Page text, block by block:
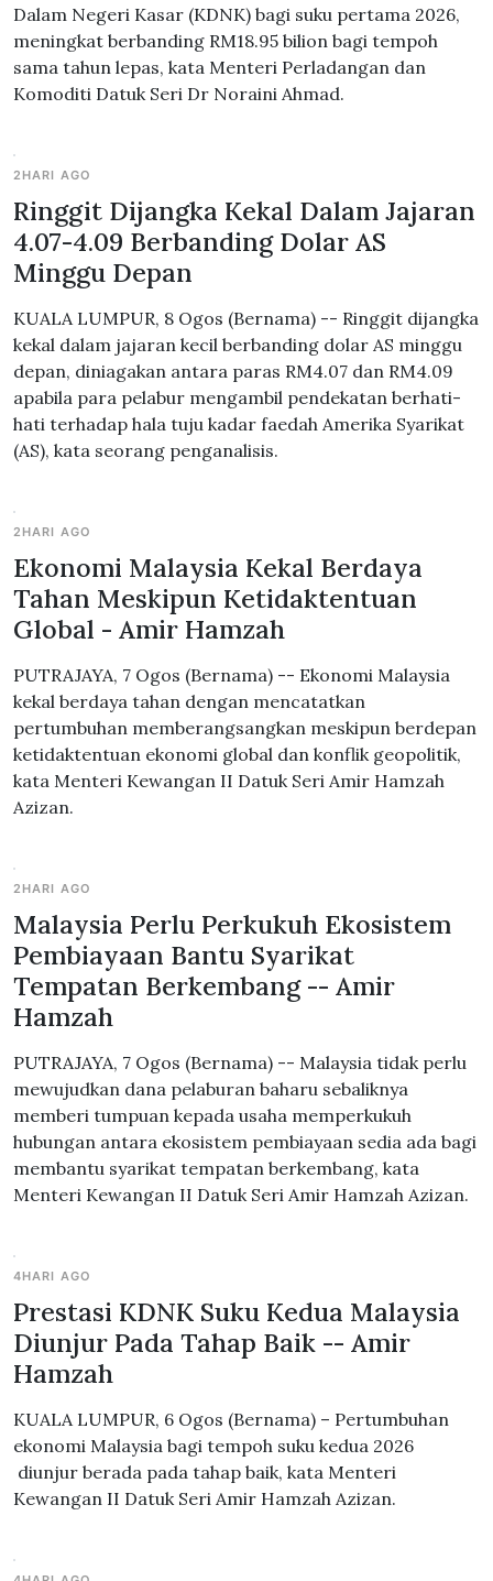
Dalam Negeri Kasar (KDNK) bagi suku pertama 2026,
meningkat berbanding RM18.95 bilion bagi tempoh
sama tahun lepas, kata Menteri Perladangan dan
Komoditi Datuk Seri Dr Noraini Ahmad.
2HARI AGO
Ringgit Dijangka Kekal Dalam Jajaran
4.07-4.09 Berbanding Dolar AS
Minggu Depan
KUALA LUMPUR, 8 Ogos (Bernama) -- Ringgit dijangka
kekal dalam jajaran kecil berbanding dolar AS minggu
depan, diniagakan antara paras RM4.07 dan RM4.09
apabila para pelabur mengambil pendekatan berhati-
hati terhadap hala tuju kadar faedah Amerika Syarikat
(AS), kata seorang penganalisis.
2HARI AGO
Ekonomi Malaysia Kekal Berdaya
Tahan Meskipun Ketidaktentuan
Global - Amir Hamzah
PUTRAJAYA, 7 Ogos (Bernama) -- Ekonomi Malaysia
kekal berdaya tahan dengan mencatatkan
pertumbuhan memberangsangkan meskipun berdepan
ketidaktentuan ekonomi global dan konflik geopolitik,
kata Menteri Kewangan II Datuk Seri Amir Hamzah
Azizan.
2HARI AGO
Malaysia Perlu Perkukuh Ekosistem
Pembiayaan Bantu Syarikat
Tempatan Berkembang -- Amir
Hamzah
PUTRAJAYA, 7 Ogos (Bernama) -- Malaysia tidak perlu
mewujudkan dana pelaburan baharu sebaliknya
memberi tumpuan kepada usaha memperkukuh
hubungan antara ekosistem pembiayaan sedia ada bagi
membantu syarikat tempatan berkembang, kata
Menteri Kewangan II Datuk Seri Amir Hamzah Azizan.
4HARI AGO
Prestasi KDNK Suku Kedua Malaysia
Diunjur Pada Tahap Baik -- Amir
Hamzah
KUALA LUMPUR, 6 Ogos (Bernama) – Pertumbuhan
ekonomi Malaysia bagi tempoh suku kedua 2026
diunjur berada pada tahap baik, kata Menteri
Kewangan II Datuk Seri Amir Hamzah Azizan.